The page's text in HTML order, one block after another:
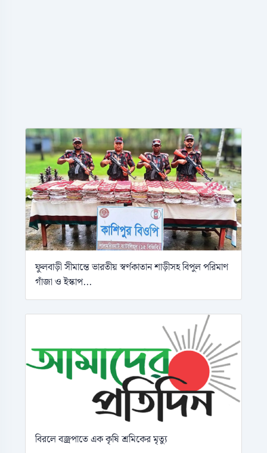
ফুলবাড়ী সীমান্তে ভারতীয় স্বর্ণকাতান শাড়ীসহ বিপুল পরিমাণ
গাঁজা ও ইস্কাপ...
বিরলে বজ্রপাতে এক কৃষি শ্রমিকের মৃত্যু